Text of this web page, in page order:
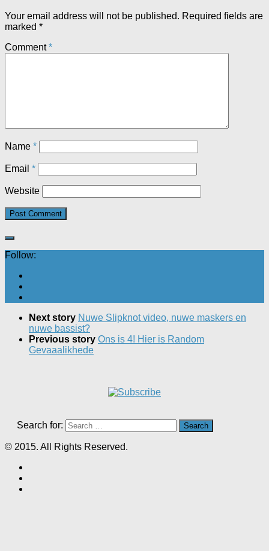
Your email address will not be published. Required fields are
marked *
Comment*
Name *
Email *
Website
Follow:
Next story Nuwe Slipknot video, nuwe maskers en
nuwe bassist?
Previous story Ons is 4! Hier is Random
Gevaaalikhede
Search for:
© 2015. All Rights Reserved.